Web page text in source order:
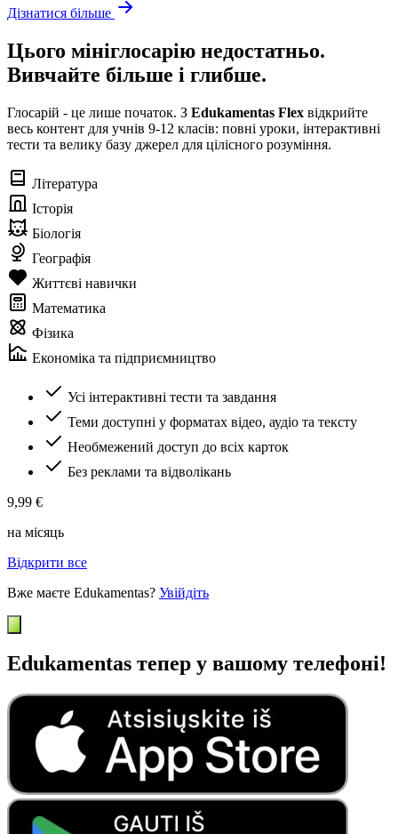
Дізнатися більше
Цього мініглосарію недостатньо.
Вивчайте більше і глибше.
Глосарій - це лише початок. З Edukamentas Flex відкрийте
весь контент для учнів 9-12 класів: повні уроки, інтерактивні
тести та велику базу джерел для цілісного розуміння.
Література
Історія
Біологія
Географія
Життєві навички
Математика
Фізика
Економіка та підприємництво
Усі інтерактивні тести та завдання
Теми доступні у форматах відео, аудіо та тексту
Необмежений доступ до всіх карток
Без реклами та відволікань
9,99 €
на місяць
Відкрити все
Вже маєте Edukamentas? Увійдіть
Edukamentas тепер у вашому телефоні!